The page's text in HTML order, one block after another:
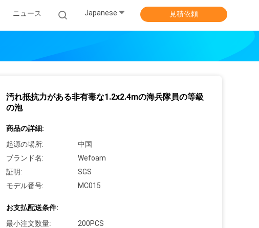
ニュース Japanese 見積依頼
汚れ抵抗力がある非有毒な1.2x2.4mの海兵隊員の等級
の泡
商品の詳細:
起源の場所:
中国
ブランド名:
Wefoam
証明:
SGS
モデル番号:
MC015
お支払配送条件:
最小注文数量:
200PCS